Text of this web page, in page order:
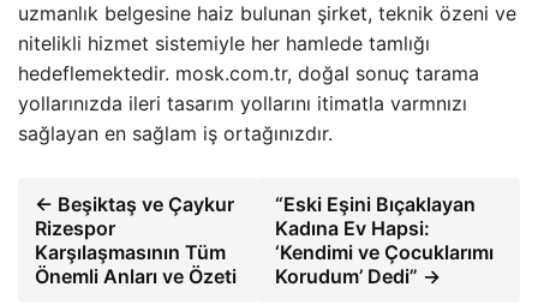
uzmanlık belgesine haiz bulunan şirket, teknik özeni ve
nitelikli hizmet sistemiyle her hamlede tamlığı
hedeflemektedir. mosk.com.tr, doğal sonuç tarama
yollarınızda ileri tasarım yollarını itimatla varmnızı
sağlayan en sağlam iş ortağınızdır.
← Beşiktaş ve Çaykur
Rizespor
Karşılaşmasının Tüm
Önemli Anları ve Özeti
“Eski Eşini Bıçaklayan
Kadına Ev Hapsi:
‘Kendimi ve Çocuklarımı
Korudum’ Dedi” →